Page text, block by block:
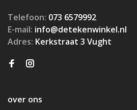
Telefoon: 073 6579992
E-mail: info@detekenwinkel.nl
Adres: Kerkstraat 3 Vught
over ons